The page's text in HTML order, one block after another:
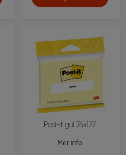
Post-it gul 76x127
Mer info